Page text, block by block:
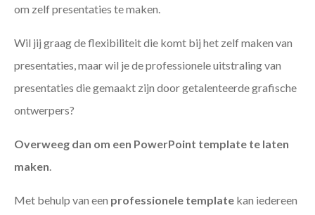
om zelf presentaties te maken.
Wil jij graag de flexibiliteit die komt bij het zelf maken van
presentaties, maar wil je de professionele uitstraling van
presentaties die gemaakt zijn door getalenteerde grafische
ontwerpers?
Overweeg dan om een PowerPoint template te laten
maken.
Met behulp van een professionele template kan iedereen